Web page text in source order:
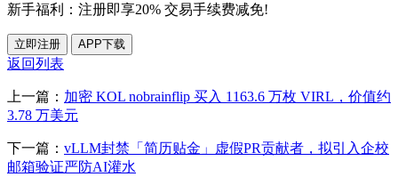
新手福利： 注册即享20% 交易手续费减免!
立即注册 APP下载
返回列表
上一篇： 加密 KOL nobrainflip 买入 1163.6 万枚 VIRL，价值约
3.78 万美元
下一篇： vLLM封禁「简历贴金」虚假PR贡献者，拟引入企校
邮箱验证严防AI灌水